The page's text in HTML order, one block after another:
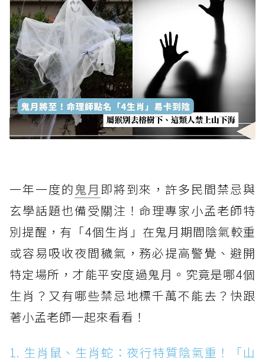
一年一度的鬼月 即將到來，許多民間禁忌與
玄學話題也備受關注！命理專家小孟老師特
別提醒，有「4個生肖」在鬼月期間陰氣較重
或容易吸收夜間穢氣，務必提高警覺、避開
特定場所，才能平安度過鬼月。究竟是哪4個
生肖？又有哪些禁忌地標千萬不能去？快跟
著小孟老師一起來看看！
1. 生肖鼠、生肖蛇：夜行特質陰氣重！「山